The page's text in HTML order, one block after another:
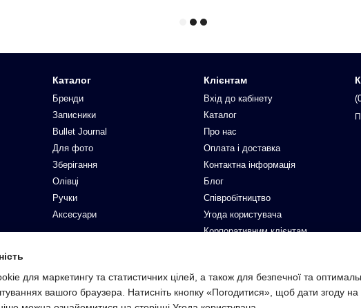
Каталог
Бренди
Записники
Bullet Journal
Для фото
Зберігання
Олівці
Ручки
Аксесуари
Клієнтам
Вхід до кабінету
Каталог
Про нас
Оплата і доставка
Контактна інформація
Блог
Співробітництво
Угода користувача
Корпоративним клієнтам
для маркетингу та статистичних цілей, а також для безпечної та
вашого браузера. Натисніть кнопку «Погодитися», щоб дати згоду на